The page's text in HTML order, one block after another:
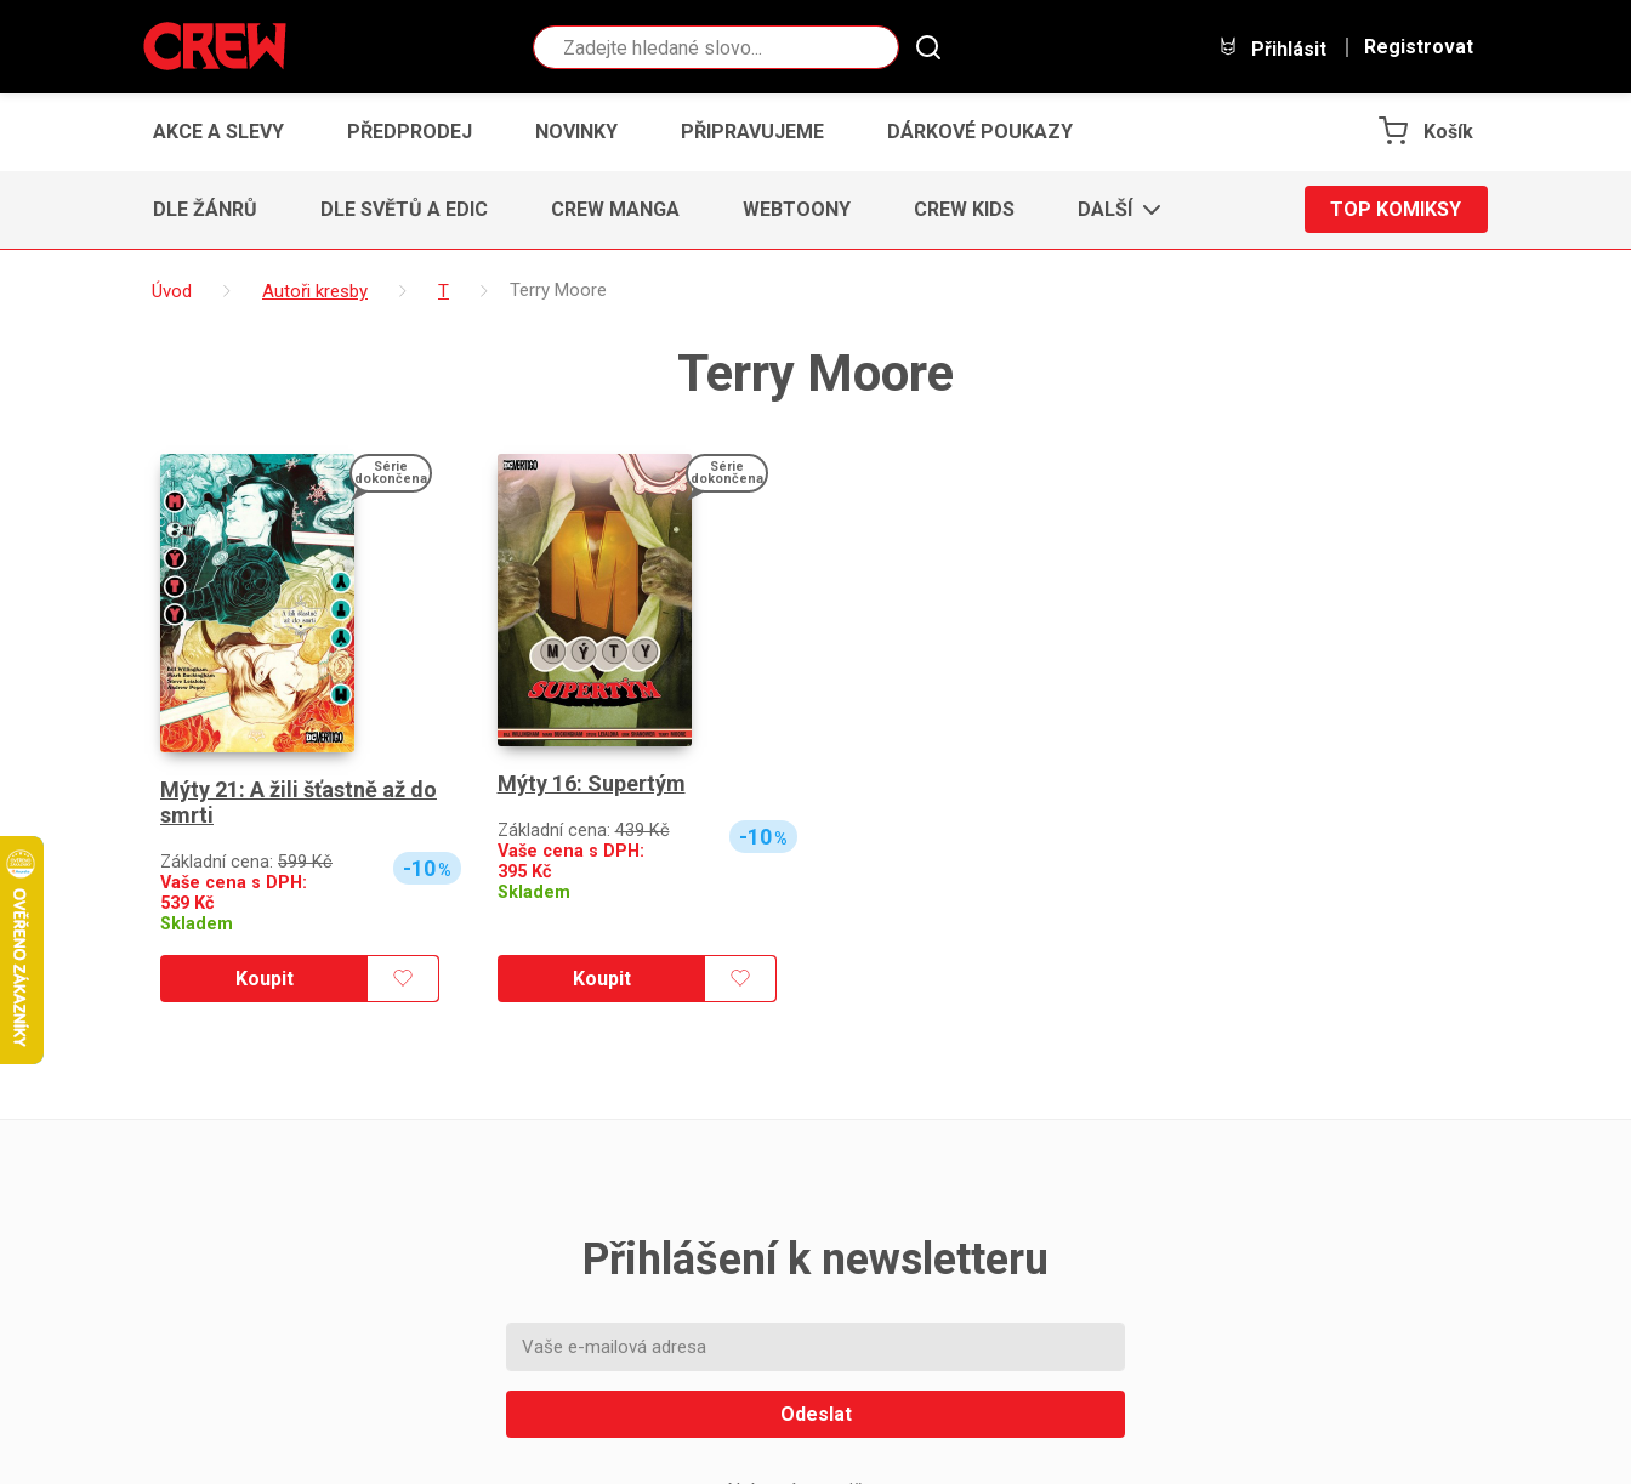
Vyhledávání Přihlásit Registrovat
AKCE A SLEVY PŘEDPRODEJ NOVINKY PŘIPRAVUJEME DÁRKOVÉ POUKAZY Košík
DLE ŽÁNRŮ DLE SVĚTŮ A EDIC CREW MANGA WEBTOONY CREW KIDS DALŠÍ TOP KOMIKSY
Úvod Autoři kresby T Terry Moore
Terry Moore
Série
dokončena
Mýty 21: A žili šťastně až do
smrti
Základní cena: 599 Kč
Vaše cena s DPH:
539 Kč
Skladem
-10%
Koupit
Série
dokončena
Mýty 16: Supertým
Základní cena:439 Kč
Vaše cena s DPH:
395Kč
Skladem
-10%
Koupit
Přihlášení k newsletteru
Odeslat